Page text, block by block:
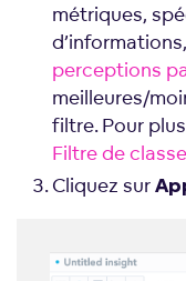
métriques,
perceptions
meilleures/
filtre. Pour
Filtre de
Cliquez sur